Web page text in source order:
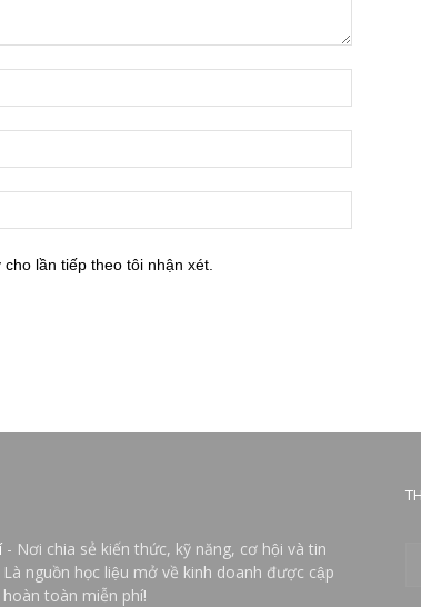
lần tiếp theo tôi nhận xét.
- Nơi chia sẻ kiến thức, kỹ năng, cơ hội và tin
nguồn học liệu mở về kinh doanh được cập
toàn miễn phí!